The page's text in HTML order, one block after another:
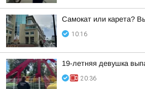
Самокат или карета?
10:16
19-летняя девушка
20:36